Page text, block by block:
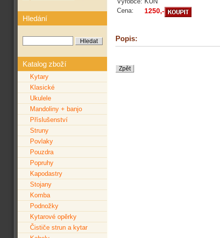
Hledání
Katalog zboží
Kytary
Klasické
Ukulele
Mandoliny + banjo
Příslušenství
Struny
Povlaky
Pouzdra
Popruhy
Kapodastry
Stojany
Komba
Podnožky
Kytarové opěrky
Čističe strun a kytar
Cena:
1250,-
Popis: